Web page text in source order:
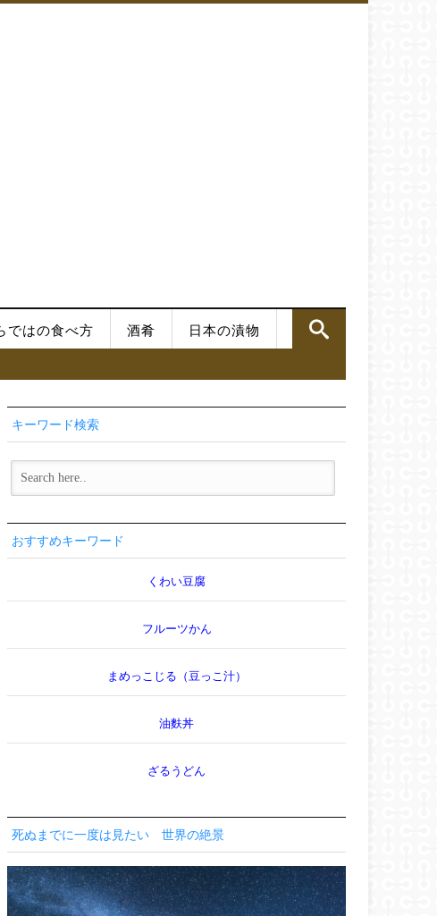
ではの食べ方 酒肴 日本の漬物
キーワード検索
おすすめキーワード
くわい豆腐
フルーツかん
まめっこじる（豆っこ汁）
油麩丼
ざるうどん
死ぬまでに一度は見たい 世界の絶景